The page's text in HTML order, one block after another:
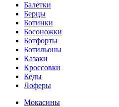
Балетки
Берцы
Ботинки
Босоножки
Ботфорты
Ботильоны
Казаки
Кроссовки
Кеды
Лоферы
Мокасины